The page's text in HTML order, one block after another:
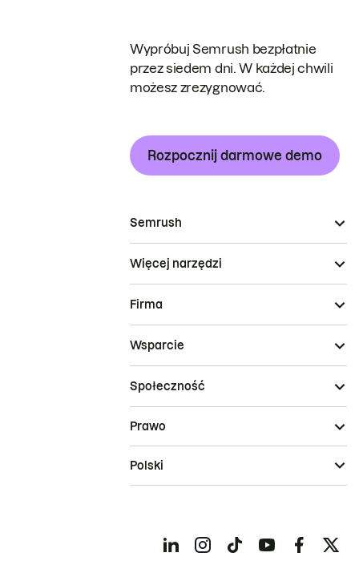
Wypróbuj Semrush bezpłatnie
przez siedem dni. W każdej chwili
możesz zrezygnować.
Rozpocznij darmowe demo
Semrush
Więcej narzędzi
Firma
Wsparcie
Społeczność
Prawo
Polski